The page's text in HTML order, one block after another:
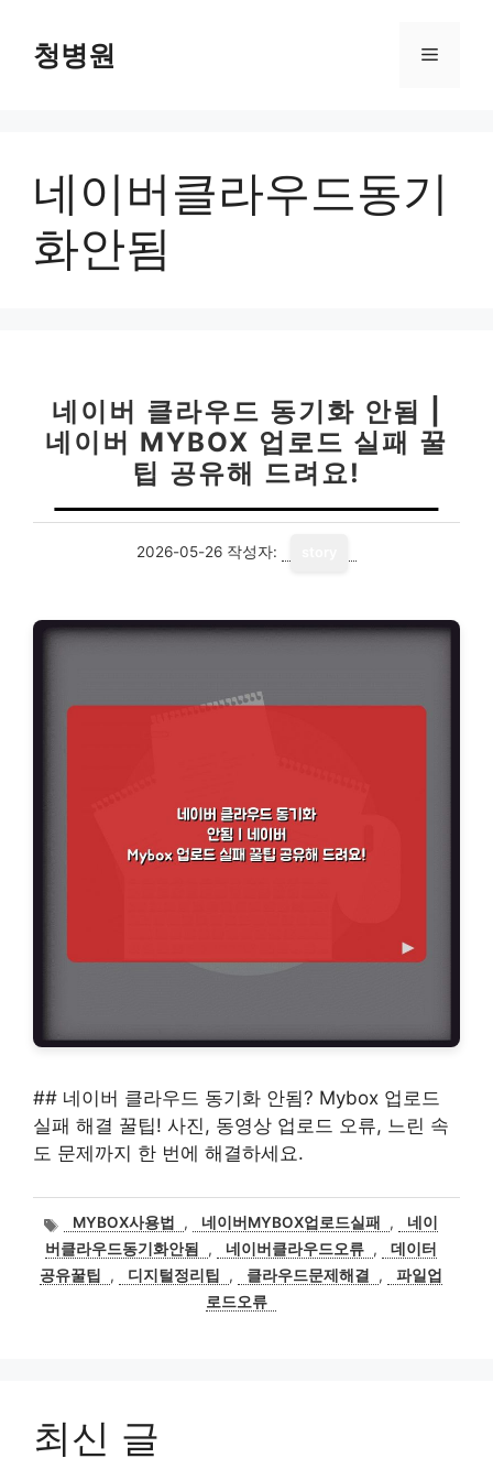
청병원 메
네이버클라우드동기
화안됨
네이버 클라우드 동기화 안됨 |
네이버 MYBOX 업로드 실패 꿀
팁 공유해 드려요!
2026-05-26 작성자:
## 네이버 클라우드 동기화 안됨? Mybox 업로드
실패 해결 꿀팁! 사진, 동영상 업로드 오류, 느린 속
도 문제까지 한 번에 해결하세요.
태
그
MYBOX사용법 , 네이버MYBOX업로드실패 ,
네이
버클라우드동기화안됨
, 네이버클라우드오류 ,
데이터
공유꿀팁
, 디지털정리팁 , 클라우드문제해결 ,
파일업
로드오류
최신 글